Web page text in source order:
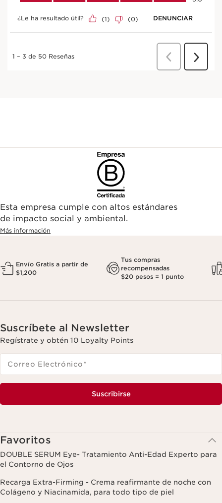
Esta empresa cumple con altos estándares
de impacto social y ambiental.
Más información
Envío Gratis a partir de
$1,200
Tus compras
recompensadas
$20 pesos = 1 punto
Suscríbete al Newsletter
Regístrate y obtén 10 Loyalty Points
Correo Electrónico*
Suscribirse
Favoritos
DOUBLE SERUM Eye- Tratamiento Anti-Edad Experto para
el Contorno de Ojos
Recarga Extra-Firming - Crema reafirmante de noche con
Colágeno y Niacinamida, para todo tipo de piel